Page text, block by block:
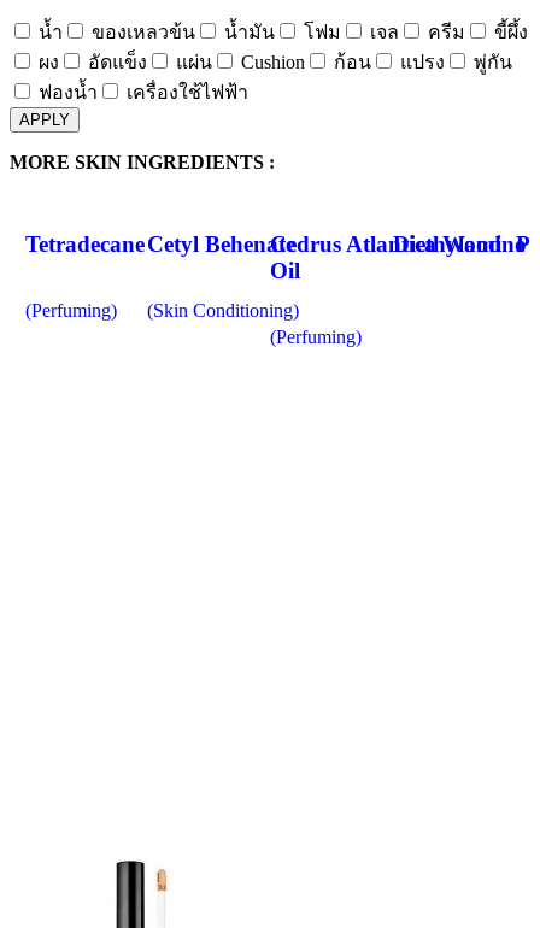
น้ำ ของเหลวข้น น้ำมัน โฟม เจล ครีม
ขี้ผึ้ง
ผง
อัดแข็ง แผ่น Cushion ก้อน แปรง
พู่กัน
ฟองน้ำ
เครื่องใช้ไฟฟ้า
APPLY
MORE SKIN INGREDIENTS :
Tetradecane
(Perfuming)
Cetyl Behenate
(Skin Conditioning)
Cedrus Atlantica Wood
Oil
(Perfuming)
Diethylamino